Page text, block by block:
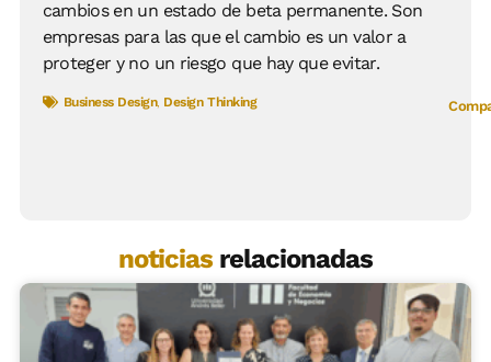
cambios en un estado de beta permanente. Son
empresas para las que el cambio es un valor a
proteger y no un riesgo que hay que evitar.
Business Design, Design Thinking
noticias relacionadas